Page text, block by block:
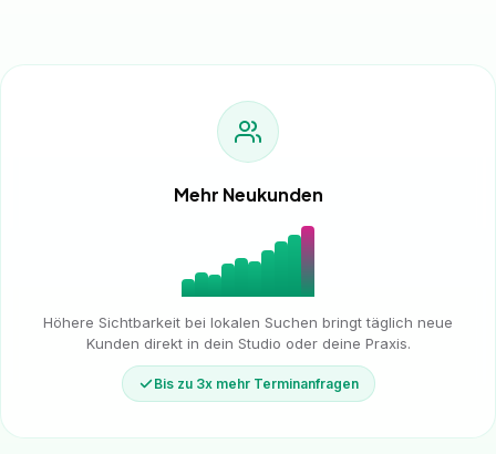
Mehr Neukunden
Höhere Sichtbarkeit bei lokalen Suchen bringt täglich neue
Kunden direkt in dein Studio oder deine Praxis.
Bis zu 3x mehr Terminanfragen